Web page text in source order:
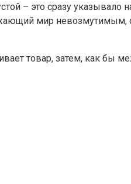
– это сразу указывало
мир невозмутимым,
товар, затем, как бы